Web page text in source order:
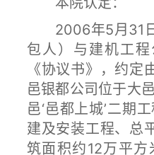
2006年5月31日
包人）与建机工
《协议书》，约定
邑银都公司位于大
邑‘邑都上城’二期
建及安装工程、总
筑面积约12万平